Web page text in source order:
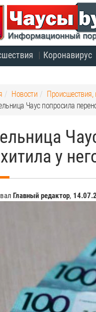
Коронавирус
Новости
Чаус попросила
у
Главный редактор,